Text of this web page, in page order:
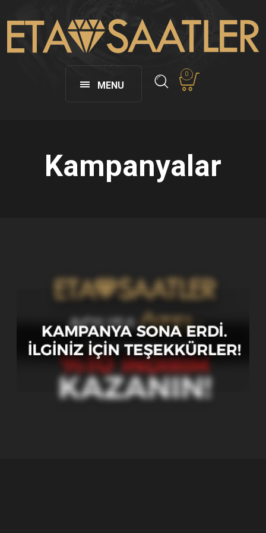
MENU
0
Kampanyalar
Açılışa Özel %10 İndirim!
Satın almak istediğiniz ürünü sepete ekledikten
sonra kupon kodu
bölümüne
Merhaba10
yazarak %10 indirimden
faydalanabilirsiniz.
DETAYLI BILGI